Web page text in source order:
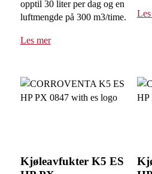
Artikkelnummer
web.pdf
opptil 30 liter per dag og en
luftmengde på 300 m3/time.
Les mer
Kjøleavfukter K5 ES